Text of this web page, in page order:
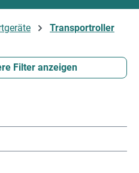
Transportroller
Filter anzeigen